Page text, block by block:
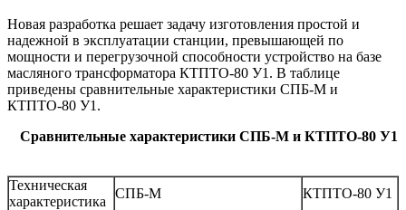
Новая разработка решает задачу изготовления простой и
надежной в эксплуатации станции, превышающей по
мощности и перегрузочной способности устройство на базе
масляного трансформатора КТПТО-80 У1. В таблице
приведены сравнительные характеристики СПБ-М и
КТПТО-80 У1.
Сравнительные характеристики СПБ-М и КТПТО-80 У1
Техническая
характеристика
СПБ-М
КТПТО-80 У1